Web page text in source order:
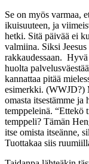
Se on myös varmaa,
ikuisuuteen, ja
hetki. Sitä päivää ei
valmiina. Siksi
rakkaudessaan.
huolta
kannattaa pitää
esimerkki. (WWJD?)
omasta itsestämme
temppeleinä. “Ettekö
temppeli? Tämän
itse omista itseänne,
Tuottakaa siis